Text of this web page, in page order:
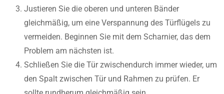
Justieren Sie die oberen und unteren Bänder
gleichmäßig, um eine Verspannung des Türflügels zu
vermeiden. Beginnen Sie mit dem Scharnier, das dem
Problem am nächsten ist.
Schließen Sie die Tür zwischendurch immer wieder, um
den Spalt zwischen Tür und Rahmen zu prüfen. Er